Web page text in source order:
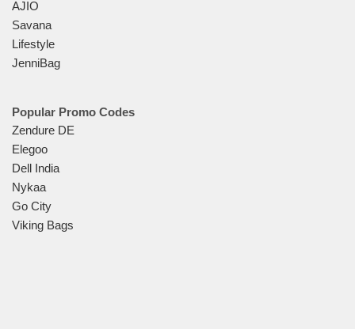
AJIO
Savana
Lifestyle
JenniBag
Popular Promo Codes
Zendure DE
Elegoo
Dell India
Nykaa
Go City
Viking Bags